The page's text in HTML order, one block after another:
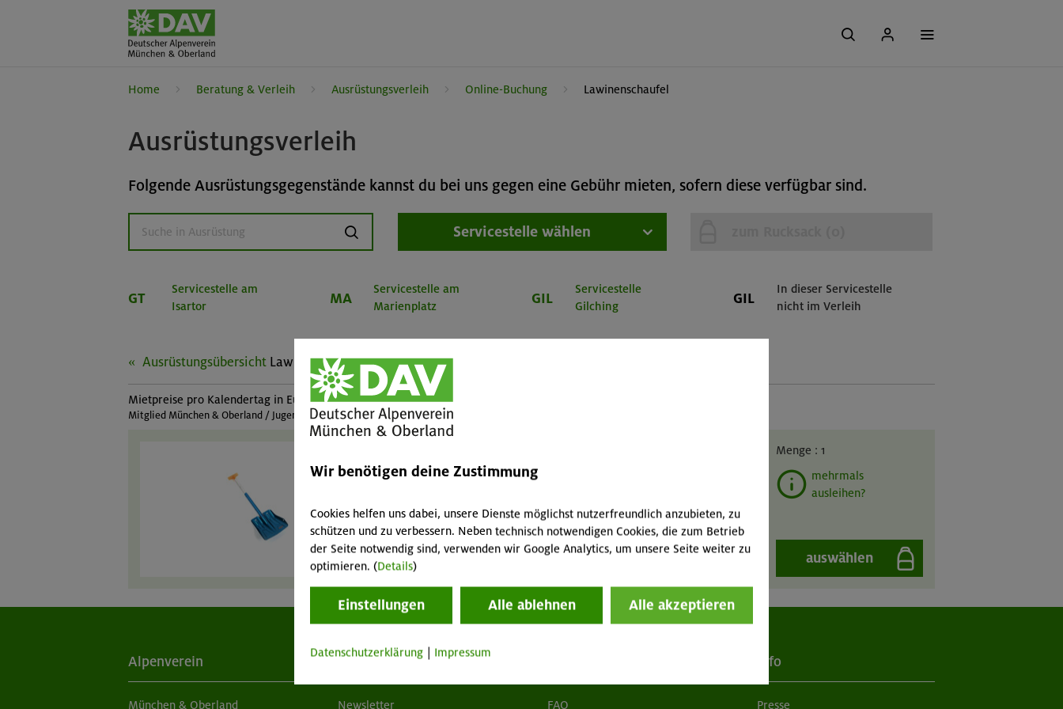
Home Beratung & Verleih Ausrüstungsverleih Online-Buchung Lawinenschaufel
Ausrüstungsverleih
Folgende Ausrüstungsgegenstände kannst du bei uns gegen eine Gebühr mieten, sofern diese verfügbar sind.
suchen Servicestelle wählen
GT
Servicestelle am
Isartor
MA
Servicestelle am
Marienplatz
GIL
Servicestelle
Gilching
GIL
In dieser Servicestelle
nicht im Verleih
Ausrüstungsübersicht Lawinenschaufel
Mietpreise pro Kalendertag in Euro:
Mitglied München & Oberland / Jugendmitglied München & Oberland (<18 Jahre) / Nichtmitglied
2 / 1 / 4 € pro Tag
Menge : 1
mehrmals
ausleihen?
auswählen
Alpenverein
München & Oberland
Aktuelles
Newsletter FAQ
Info
Presse
Wir benötigen deine Zustimmung
Cookies helfen uns dabei, unsere Dienste möglichst nutzerfreundlich anzubieten, zu
schützen und zu verbessern. Neben technisch notwendigen Cookies, die zum Betrieb
der Seite notwendig sind, verwenden wir Google Analytics, um unsere Seite weiter zu
optimieren. (Details)
Einstellungen Alle ablehnen Alle akzeptieren
Datenschutzerklärung Impressum